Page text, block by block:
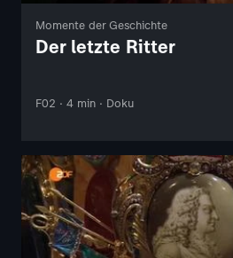
Momente der Geschichte
Der letzte Ritter
F02 · 4 min · Doku